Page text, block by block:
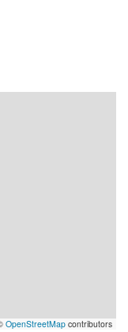
OpenStreetMap contributors